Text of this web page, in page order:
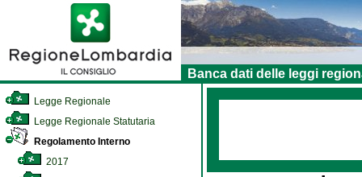
Banca dati delle leggi
Legge Regionale
Legge Regionale Statutaria
Regolamento Interno
2017